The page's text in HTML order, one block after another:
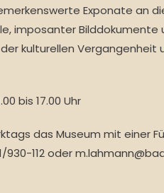
Exponate an
imposanter Bilddokumente
kulturellen Vergangenheit
bis 17.00 Uhr
das Museum mit einer
930-112 oder